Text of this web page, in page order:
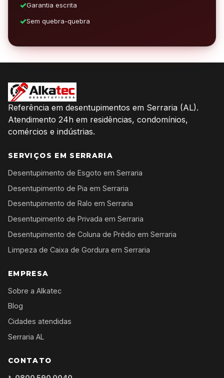
Garantia escrita
Sem quebra-quebra
Referência em desentupimentos em Serraria (AL).
Atendimento 24h em residências, condomínios,
comércios e indústrias.
SERVIÇOS EM SERRARIA
Desentupimento de Esgoto em Serraria
Desentupimento de Pia em Serraria
Desentupimento de Ralo em Serraria
Desentupimento de Privada em Serraria
Desentupimento de Coluna de Prédio em Serraria
Limpeza de Caixa de Gordura em Serraria
EMPRESA
Sobre a Alkatec
Blog
Cidades atendidas
Serraria AL
CONTATO